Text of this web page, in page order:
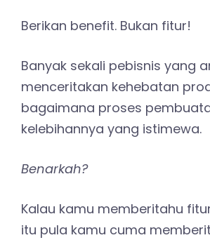
Berikan benefit. Bukan fitur!
Banyak sekali pebisnis yang
menceritakan kehebatan
bagaimana proses
kelebihannya yang istimewa.
Benarkah?
Kalau kamu memberitahu
itu pula kamu cuma